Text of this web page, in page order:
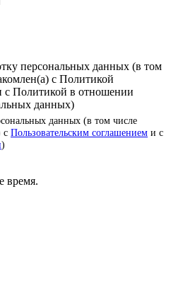
персональных данных (в том
с Политикой
с Политикой в отношении
данных)
данных (в том числе
с Пользовательским соглашением и с
)
время.